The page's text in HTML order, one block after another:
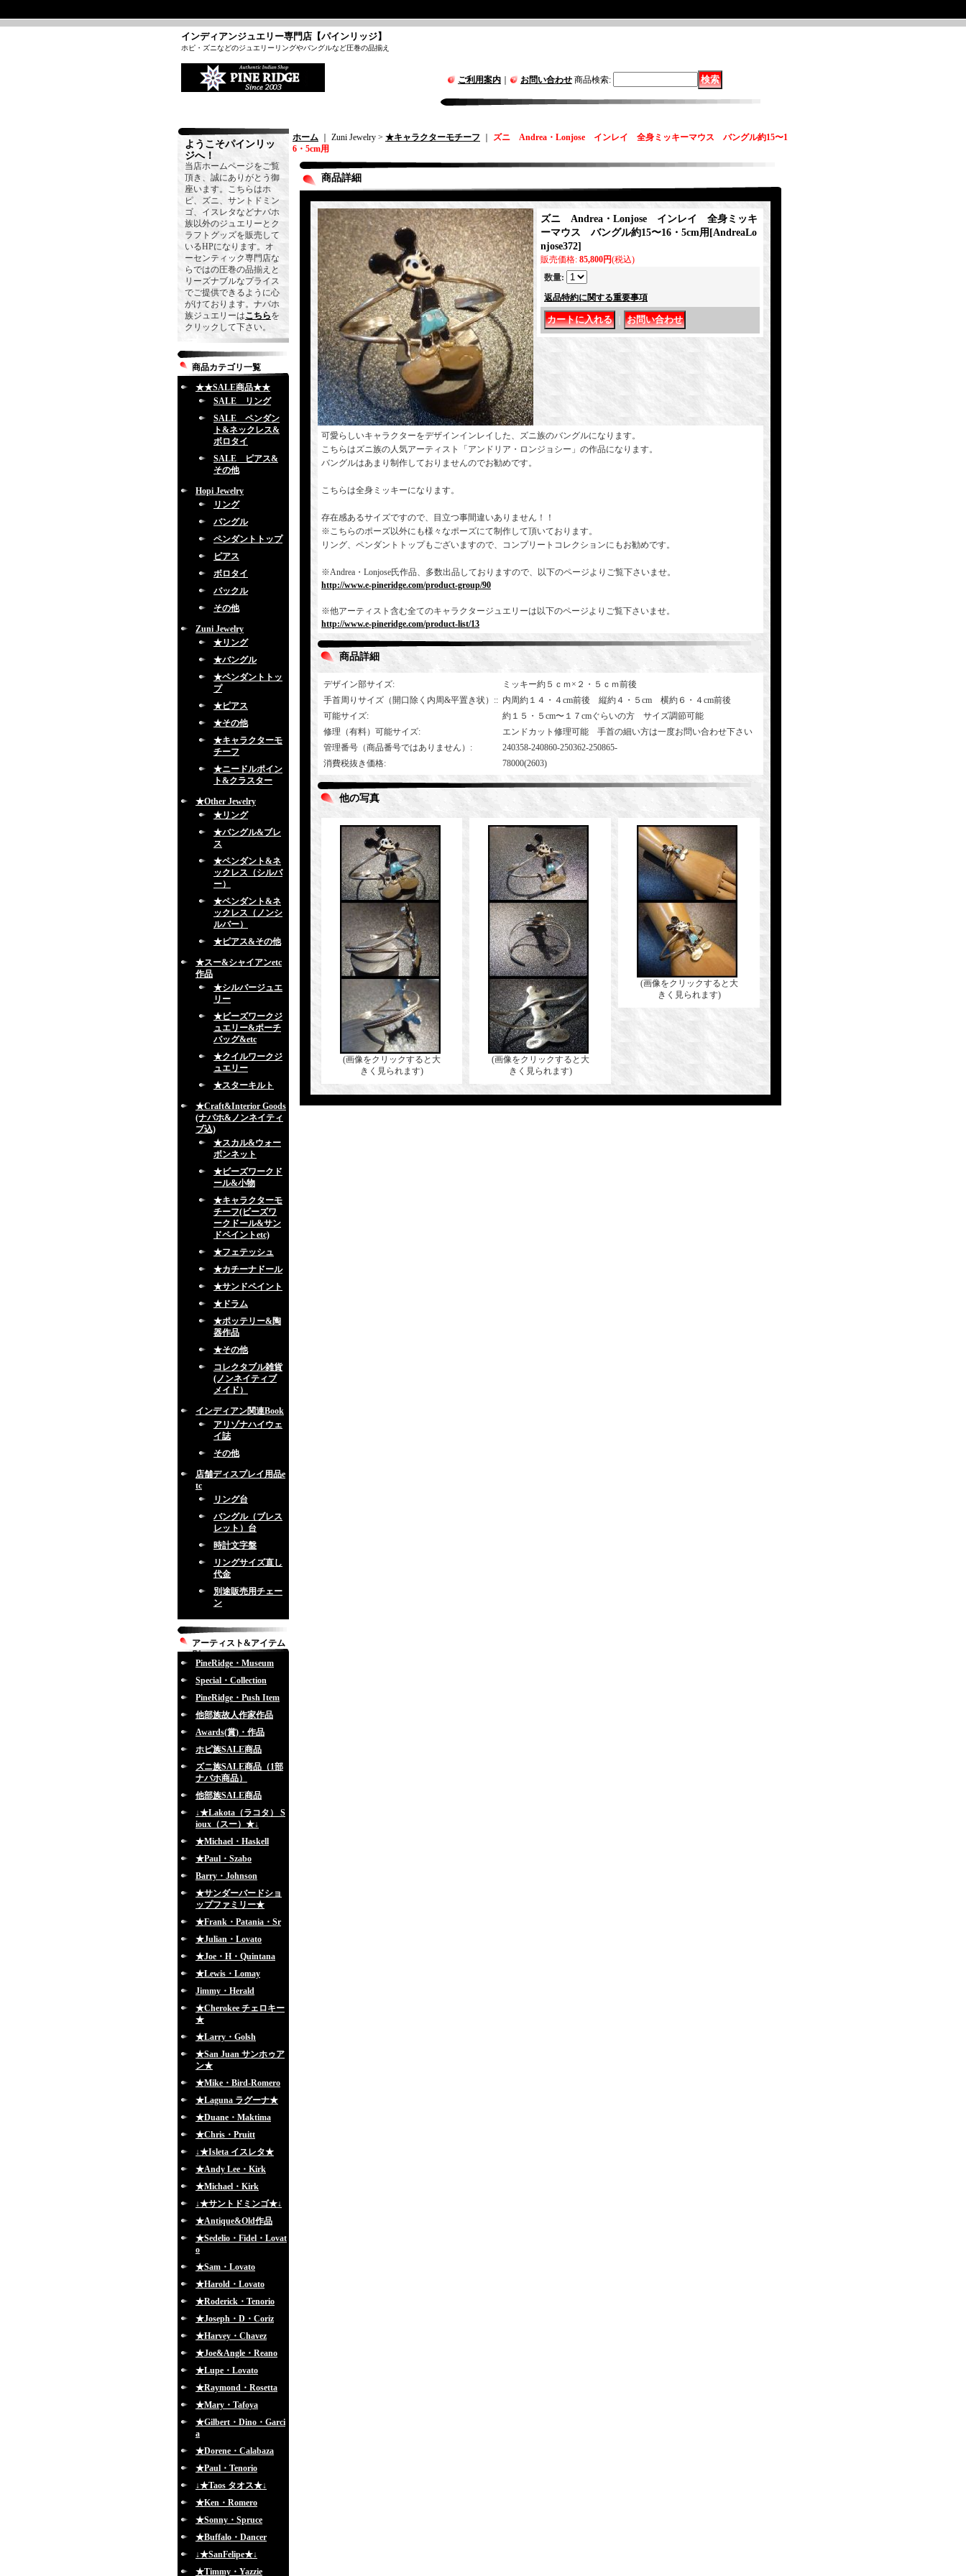
インディアンジュエリー専門店【パインリッジ】
ホピ・ズニなどのジュエリーリングやバングルなど圧巻の品揃え
ご利用案内 お問い合わせ 商品検索:
ようこそパインリッ
ジへ！
当店ホームページをご覧
頂き、誠にありがとう御
座います。こちらはホ
ピ、ズニ、サントドミン
ゴ、イスレタなどナバホ
族以外のジュエリーとク
ラフトグッズを販売して
いるHPになります。オ
ーセンティック専門店な
らではの圧巻の品揃えと
リーズナブルなプライス
でご提供できるように心
がけております。ナバホ
族ジュエリーはこちらを
クリックして下さい。
商品カテゴリ一覧
★★SALE商品★★
SALE リング
SALE ペンダン
ト&ネックレス&
ボロタイ
SALE ピアス&
その他
Hopi Jewelry
リング
バングル
ペンダントトップ
ピアス
ボロタイ
バックル
その他
Zuni Jewelry
★リング
★バングル
★ペンダントトッ
プ
★ピアス
★その他
★キャラクターモ
チーフ
★ニードルポイン
ト&クラスター
★Other Jewelry
★リング
★バングル&ブレ
ス
★ペンダント&ネ
ックレス（シルバ
ー）
★ペンダント&ネ
ックレス（ノンシ
ルバー）
★ピアス&その他
★スー&シャイアンetc
作品
★シルバージュエ
リー
★ビーズワークジ
ュエリー&ポーチ
バッグ&etc
★クイルワークジ
ュエリー
★スターキルト
★Craft&Interior Goods
(ナバホ&ノンネイティ
ブ込)
★スカル&ウォー
ボンネット
★ビーズワークド
ール&小物
★キャラクターモ
チーフ(ビーズワ
ークドール&サン
ドペイントetc)
★フェテッシュ
★カチーナドール
★サンドペイント
★ドラム
★ポッテリー&陶
器作品
★その他
コレクタブル雑貨
(ノンネイティブ
メイド）
インディアン関連Book
アリゾナハイウェ
イ誌
その他
店舗ディスプレイ用品e
tc
リング台
バングル（ブレス
レット）台
時計文字盤
リングサイズ直し
代金
別途販売用チェー
ン
アーティスト&アイテム
別
PineRidge・Museum
Special・Collection
PineRidge・Push Item
他部族故人作家作品
Awards(賞)・作品
ホピ族SALE商品
ズニ族SALE商品（1部
ナバホ商品）
他部族SALE商品
↓★Lakota（ラコタ） S
ioux（スー）★↓
★Michael・Haskell
★Paul・Szabo
Barry・Johnson
★サンダーバードショ
ップファミリー★
★Frank・Patania・Sr
★Julian・Lovato
★Joe・H・Quintana
★Lewis・Lomay
Jimmy・Herald
★Cherokee チェロキー
★
★Larry・Golsh
★San Juan サンホゥア
ン★
★Mike・Bird-Romero
★Laguna ラグーナ★
★Duane・Maktima
★Chris・Pruitt
↓★Isleta イスレタ★
★Andy Lee・Kirk
★Michael・Kirk
↓★サントドミンゴ★↓
★Antique&Old作品
★Sedelio・Fidel・Lovat
o
★Sam・Lovato
★Harold・Lovato
★Roderick・Tenorio
★Joseph・D・Coriz
★Harvey・Chavez
★Joe&Angle・Reano
★Lupe・Lovato
★Raymond・Rosetta
★Mary・Tafoya
★Gilbert・Dino・Garci
a
★Dorene・Calabaza
★Paul・Tenorio
↓★Taos タオス★↓
★Ken・Romero
★Sonny・Spruce
★Buffalo・Dancer
↓★SanFelipe★↓
★Timmy・Yazzie
ホーム ｜ Zuni Jewelry > ★キャラクターモチーフ
ズニ Andrea・Lonjose インレイ 全身ミッキーマウス バングル約15〜1
6・5cm用
商品詳細
ズニ Andrea・Lonjose インレイ 全身ミッキ
ーマウス バングル約15〜16・5cm用 [AndreaLo
njose372]
販売価格: 85,800円(税込)
数量:
返品特約に関する重要事項
可愛らしいキャラクターをデザインインレイした、ズニ族のバングルになります。
こちらはズニ族の人気アーティスト「アンドリア・ロンジョシー」の作品になります。
バングルはあまり制作しておりませんのでお勧めです。
こちらは全身ミッキーになります。
存在感あるサイズですので、目立つ事間違いありません！！
※こちらのポーズ以外にも様々なポーズにて制作して頂いております。
リング、ペンダントトップもございますので、コンプリートコレクションにもお勧めです。
※Andrea・Lonjose氏作品、多数出品しておりますので、以下のページよりご覧下さいませ。
http://www.e-pineridge.com/product-group/90
※他アーティスト含む全てのキャラクタージュエリーは以下のページよりご覧下さいませ。
http://www.e-pineridge.com/product-list/13
商品詳細
デザイン部サイズ:
ミッキー約５ｃｍ×２・５ｃｍ前後
手首周りサイズ（開口除く内周&平置き状）:: 内周約１４・４cm前後 縦約４・５cm 横約６・４cm前後
可能サイズ:
約１５・５cm〜１７cmぐらいの方 サイズ調節可能
修理（有料）可能サイズ:
エンドカット修理可能 手首の細い方は一度お問い合わせ下さい
管理番号（商品番号ではありません） :
240358-240860-250362-250865-
消費税抜き価格: 78000(2603)
他の写真
(画像をクリックすると大
きく見られます)
(画像をクリックすると大
きく見られます)
(画像をクリックすると大
きく見られます)